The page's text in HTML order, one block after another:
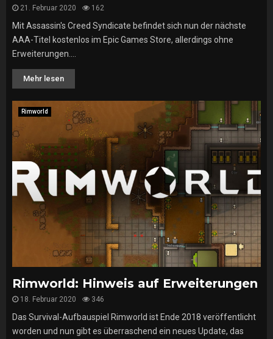
21. Februar 2020 162
Mit Assassin's Creed Syndicate befindet sich nun der nächste
AAA-Titel kostenlos im Epic Games Store, allerdings ohne
Erweiterungen....
Mehr lesen
Rimworld
Rimworld: Hinweis auf Erweiterungen
18. Februar 2020 346
Das Survival-Aufbauspiel Rimworld ist Ende 2018 veröffentlicht
worden und nun gibt es überraschend ein neues Update, das